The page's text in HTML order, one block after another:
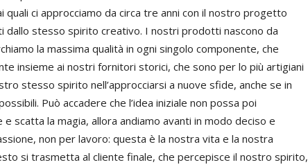
quali ci approcciamo da circa tre anni con il nostro progetto
dallo stesso spirito creativo. I nostri prodotti nascono da
la massima qualità in ogni singolo componente, che
insieme ai nostri fornitori storici, che sono per lo più artigiani
stesso spirito nell’approcciarsi a nuove sfide, anche se in
Può accadere che l’idea iniziale non possa poi
scatta la magia, allora andiamo avanti in modo deciso e
non per lavoro: questa è la nostra vita e la nostra
si trasmetta al cliente finale, che percepisce il nostro spirito,